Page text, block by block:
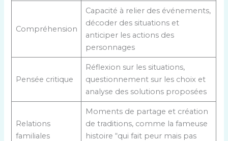
Compréhension
Capacité à relier des événements,
décoder des situations et
anticiper les actions des
personnages
Pensée critique
Réflexion sur les situations,
questionnement sur les choix et
analyse des solutions proposées
Relations
familiales
Moments de partage et création
de traditions, comme la fameuse
histoire “qui fait peur mais pas